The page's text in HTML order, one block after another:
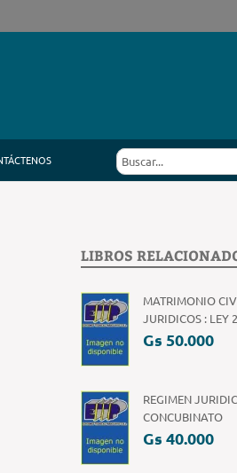
LIBROS
MATRIMONIO
JURIDICOS : LEY
Gs 50.000
REGIMEN
CONCUBINATO
Gs 40.000